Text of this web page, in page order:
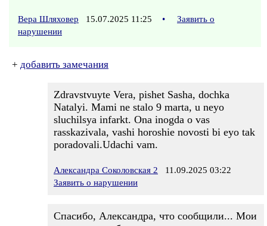
Вера Шляховер 15.07.2025 11:25 •
Заявить о
нарушении
+ добавить замечания
Zdravstvuyte Vera, pishet Sasha, dochka
Natalyi. Mami ne stalo 9 marta, u neyo
sluchilsya infarkt. Ona inogda o vas
rasskazivala, vashi horoshie novosti bi eyo tak
poradovali.Udachi vam.
Александра Соколовская 2 11.09.2025 03:22
Заявить о нарушении
Спасибо, Александра, что сообщили... Мои